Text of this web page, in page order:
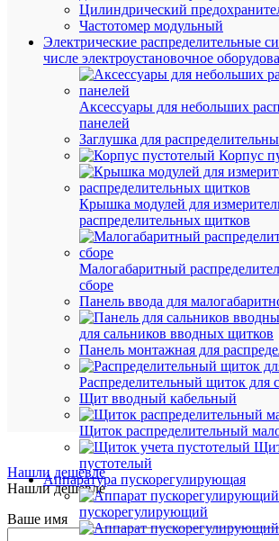
Цилиндрический
Частотомер модульный
Электрические распределительные
числе электроустановочное
Аксессуары для небольших
панелей
Заглушка для
Корпус
Крышка модулей для
распределительных щитков
Малогабаритный
сборе
Панель ввода для
для сальников вводных щитков
Панель монтажная для
Распределительный щиток для
Щит вводный кабельный
Щиток распределительный
пустотелый
Аппаратура пускорегулирующая
пускорегулирующий
Нашли дешевле
Нашли дешевле
Ваше имя